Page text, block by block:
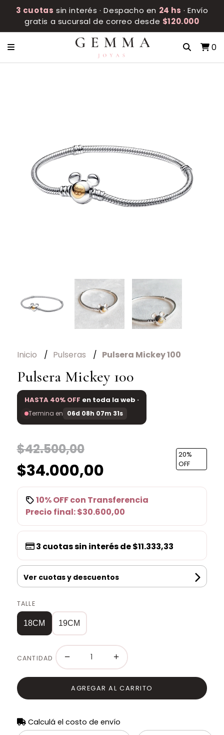
3 cuotas sin interés · Despacho en 24 hs · Envío
gratis a sucursal de correo desde $120.000
0
Inicio Pulseras Pulsera Mickey 100
Pulsera Mickey 100
HASTA 40% OFF en toda la web ·
Termina en 06d 08h 07m 30s
$42.500,00
$34.000,00
20%
OFF
10% OFFcon Transferencia
Precio final:$30.600,00
3 cuotas sin interés de$11.333,33
Ver cuotas y descuentos
TALLE
18CM 19CM
CANTIDAD − +
AGREGAR AL CARRITO
Calculá el costo de envío